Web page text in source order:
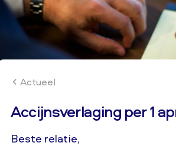
Actueel
Accijnsverlaging per 1
Beste relatie,